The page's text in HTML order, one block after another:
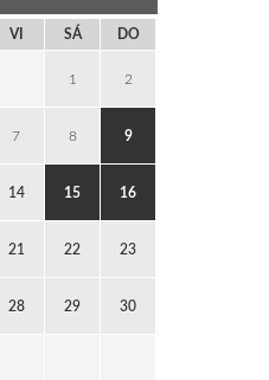
VI SÁ DO
1 2
7 8 9
14 15 16
21 22 23
28 29 30